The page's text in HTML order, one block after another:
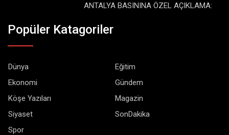
ANTALYA BASININA ÖZEL AÇIKLAMA:
Popüler Katagoriler
Dünya
Eğitim
Ekonomi
Gündem
Köşe Yazıları
Magazin
Siyaset
SonDakika
Spor